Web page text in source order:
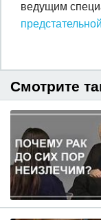
ведущим
Смотрите